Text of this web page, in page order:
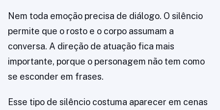
Nem toda emoção precisa de diálogo. O silêncio
permite que o rosto e o corpo assumam a
conversa. A direção de atuação fica mais
importante, porque o personagem não tem como
se esconder em frases.
Esse tipo de silêncio costuma aparecer em cenas